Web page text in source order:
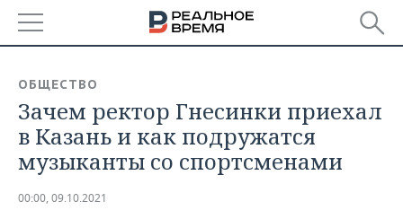
БАШКОРТОСТАН
ТАТАРСТАН
НОВОСТИ
АНАЛИТИКА
ОБЩЕСТВО
Зачем ректор Гнесинки приехал
в Казань и как подружатся
музыканты со спортсменами
00:00, 09.10.2021